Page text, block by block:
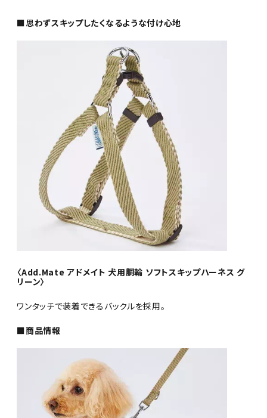
■思わずスキップしたくなるような付け心地
〈Add.Mate アドメイト 犬用胴輪 ソフトスキップハーネス グ
リーン〉
ワンタッチで装着できるバックルを採用。
■商品情報